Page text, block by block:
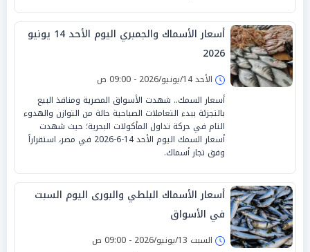
أسعار الأسماك والجمبري اليوم الأحد 14 يونيو
2026
الأحد 14/يونيو/2026 - 09:00 ص
أسعار السمك.. شهدت الأسواق المصرية ومنافذ البيع
بالتجزئة ببدء التعاملات الصباحية حالة من التوازن والهدوء
التام في حركة تداول المأكولات البحرية؛ حيث شهدت
أسعار السمك اليوم الأحد 14-6-2026 في مصر، استقراراً
وفق تجار أسماك.
أسعار الأسماك البلطي والبورى اليوم السبت
في الأسواق
السبت 13/يونيو/2026 - 09:00 ص